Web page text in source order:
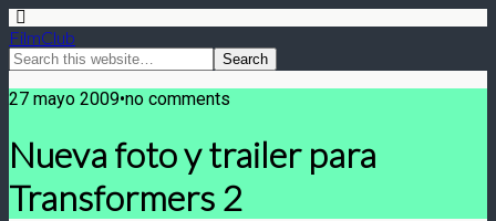
FilmClub
27 mayo 2009•no comments
Nueva foto y trailer para
Transformers 2